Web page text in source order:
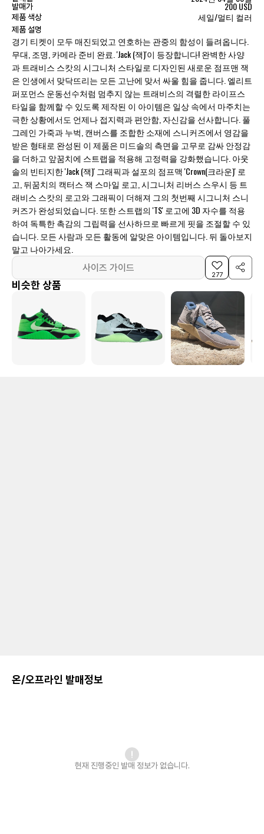
발매가 200 USD
제품 색상 세일/멀티 컬러
제품 설명
경기 티켓이 모두 매진되었고 연호하는 관중의 함성이 들려옵니다.
무대, 조명, 카메라 준비 완료. 'Jack (잭)'이 등장합니다! 완벽한 사양
과 트래비스 스캇의 시그니처 스타일로 디자인된 새로운 점프맨 잭
은 인생에서 맞닥뜨리는 모든 고난에 맞서 싸울 힘을 줍니다. 엘리트
퍼포먼스 운동선수처럼 멈추지 않는 트래비스의 격렬한 라이프스
타일을 함께할 수 있도록 제작된 이 아이템은 일상 속에서 마주치는
극한 상황에서도 언제나 접지력과 편안함, 자신감을 선사합니다. 풀
그레인 가죽과 누벅, 캔버스를 조합한 소재에 스니커즈에서 영감을
받은 형태로 완성된 이 제품은 미드솔의 측면을 고무로 감싸 안정감
을 더하고 앞꿈치에 스트랩을 적용해 고정력을 강화했습니다. 아웃
솔의 빈티지한 'Jack (잭)' 그래픽과 설포의 점프맥 'Crown(크라운)' 로
고, 뒤꿈치의 캑터스 잭 스마일 로고, 시그니처 리버스 스우시 등 트
래비스 스캇의 로고와 그래픽이 더해져 그의 첫번째 시그니처 스니
커즈가 완성되었습니다. 또한 스트랩의 'TS' 로고에 3D 자수를 적용
하여 독특한 촉감의 그립력을 선사하므로 빠르게 핏을 조절할 수 있
습니다. 모든 사람과 모든 활동에 알맞은 아이템입니다. 뒤 돌아보지
말고 나아가세요.
사이즈 가이드
277
비슷한 상품
온/오프라인 발매정보
현재 진행중인 발매 정보가 없습니다.